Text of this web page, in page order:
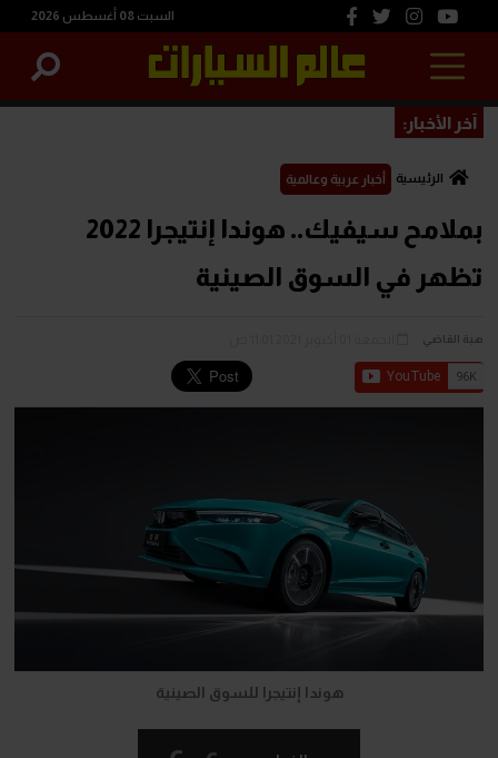
السبت 08 أغسطس 2026
آخر الأخبار:
الرئيسية أخبار عربية وعالمية
بملامح سيفيك.. هوندا إنتيجرا 2022
تظهر في السوق الصينية
هبة القاضي
هوندا إنتيجرا للسوق الصينية